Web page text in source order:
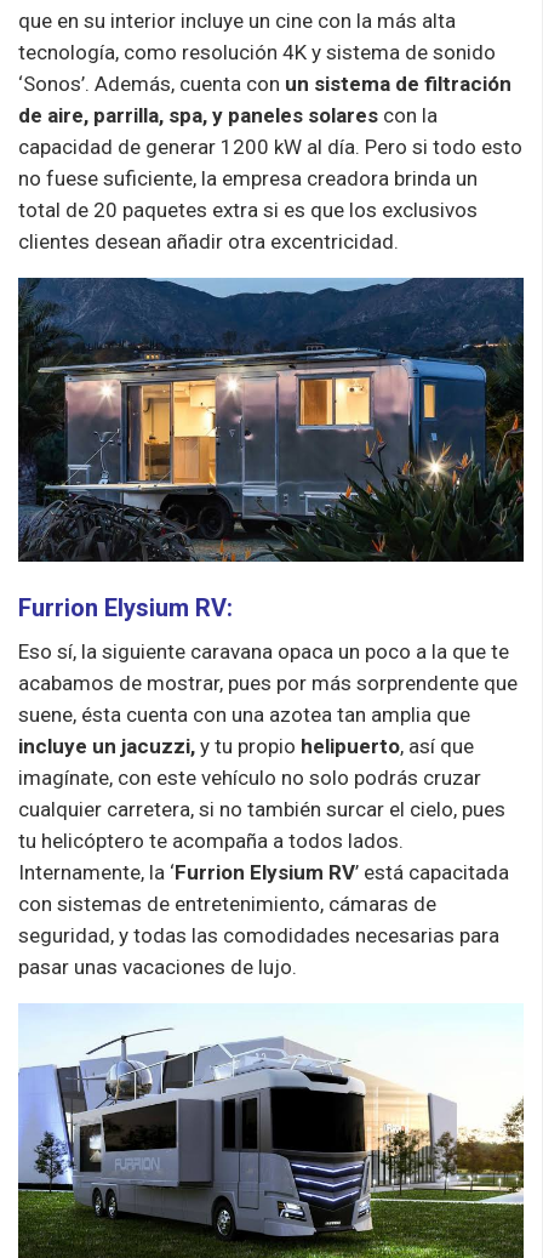
que en su interior incluye un cine con la más alta
tecnología, como resolución 4K y sistema de sonido
‘Sonos’. Además, cuenta con un sistema de filtración
de aire, parrilla, spa, y paneles solares con la
capacidad de generar 1200 kW al día. Pero si todo esto
no fuese suficiente, la empresa creadora brinda un
total de 20 paquetes extra si es que los exclusivos
clientes desean añadir otra excentricidad.
Furrion Elysium RV:
Eso sí, la siguiente caravana opaca un poco a la que te
acabamos de mostrar, pues por más sorprendente que
suene, ésta cuenta con una azotea tan amplia que
incluye un jacuzzi, y tu propio helipuerto, así que
imagínate, con este vehículo no solo podrás cruzar
cualquier carretera, si no también surcar el cielo, pues
tu helicóptero te acompaña a todos lados.
Internamente, la ‘Furrion Elysium RV’ está capacitada
con sistemas de entretenimiento, cámaras de
seguridad, y todas las comodidades necesarias para
pasar unas vacaciones de lujo.